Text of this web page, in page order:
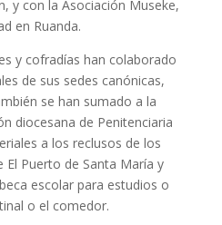
y con la Asociación Museke,
en Ruanda.
y cofradías han colaborado
de sus sedes canónicas,
se han sumado a la
diocesana de Penitenciaria
a los reclusos de los
Puerto de Santa María y
escolar para estudios o
o el comedor.